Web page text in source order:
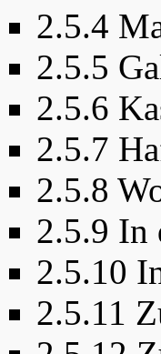
2.5.4
2.5.5
2.5.6
2.5.7
2.5.8
2.5.9 In
2.5.10
2.5.11